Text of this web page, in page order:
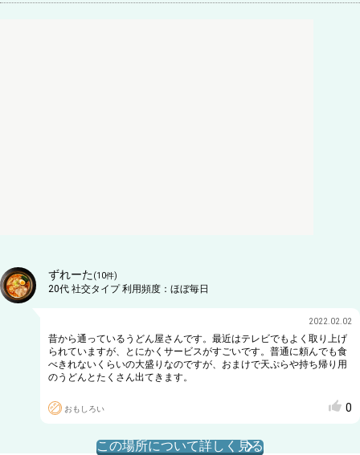
ずれーた(10件)
20代 社交タイプ利用頻度： ほぼ毎日
2022.02.02
昔から通っているうどん屋さんです。最近はテレビでもよく取り上げ
られていますが、とにかくサービスがすごいです。普通に頼んでも食
べきれないくらいの大盛りなのですが、おまけで天ぷらや持ち帰り用
のうどんとたくさん出てきます。
おもしろい 0
この場所について詳しく見る